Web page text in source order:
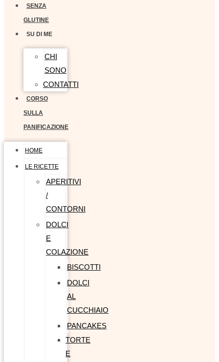
SENZA
GLUTINE
SU DI ME
CHI
SONO
CONTATTI
CORSO
SULLA
PANIFICAZIONE
HOME
LE RICETTE
APERITIVI
/
CONTORNI
DOLCI
E
COLAZIONE
BISCOTTI
DOLCI
AL
CUCCHIAIO
PANCAKES
TORTE
E